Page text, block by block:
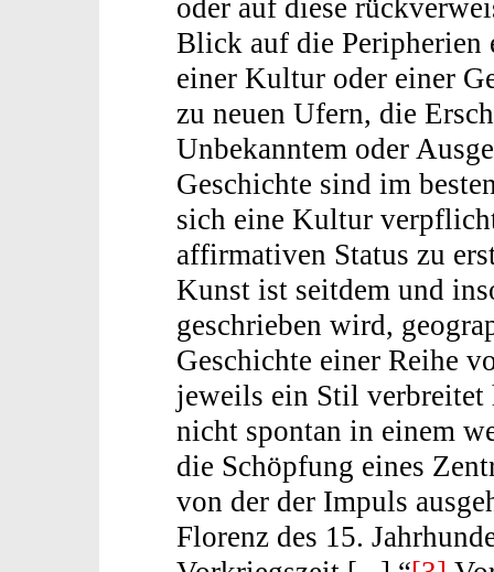
oder auf diese
Blick auf die Peripherien
einer Kultur oder einer
zu neuen Ufern, die
Unbekanntem oder
Geschichte sind im
sich eine Kultur
affirmativen Status zu
Kunst ist seitdem und
geschrieben wird,
Geschichte einer Reihe
jeweils ein Stil
nicht spontan in einem
die Schöpfung eines
von der der Impuls
Florenz des 15.